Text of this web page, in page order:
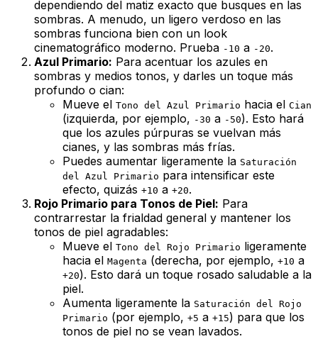
dependiendo del matiz exacto que busques en las
sombras. A menudo, un ligero verdoso en las
sombras funciona bien con un look
cinematográfico moderno. Prueba -10 a -20.
Azul Primario: Para acentuar los azules en
sombras y medios tonos, y darles un toque más
profundo o cian:
Mueve el Tono del Azul Primario hacia el Cian
(izquierda, por ejemplo, -30 a -50). Esto hará
que los azules púrpuras se vuelvan más
cianes, y las sombras más frías.
Puedes aumentar ligeramente la Saturación
del Azul Primario para intensificar este
efecto, quizás +10 a +20.
Rojo Primario para Tonos de Piel: Para
contrarrestar la frialdad general y mantener los
tonos de piel agradables:
Mueve el Tono del Rojo Primario ligeramente
hacia el Magenta (derecha, por ejemplo, +10 a
+20). Esto dará un toque rosado saludable a la
piel.
Aumenta ligeramente la Saturación del Rojo
Primario (por ejemplo, +5 a +15) para que los
tonos de piel no se vean lavados.